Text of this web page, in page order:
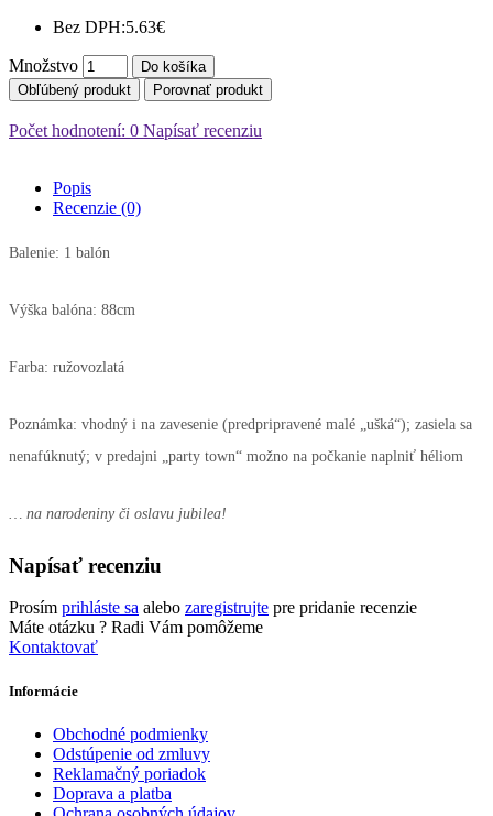
Bez DPH:5.63€
Množstvo
Do košíka
Obľúbený produkt
Porovnať produkt
Počet hodnotení: 0 Napísať recenziu
Popis
Recenzie (0)
Balenie: 1 balón
Výška balóna: 88cm
Farba: ružovozlatá
Poznámka: vhodný i na zavesenie (predpripravené malé „ušká“); zasiela sa
nenafúknutý; v predajni „party town“ možno na počkanie naplniť héliom
… na narodeniny či oslavu jubilea!
Napísať recenziu
Prosím prihláste sa alebo zaregistrujte pre pridanie recenzie
Máte otázku ? Radi Vám pomôžeme
Kontaktovať
Informácie
Obchodné podmienky
Odstúpenie od zmluvy
Reklamačný poriadok
Doprava a platba